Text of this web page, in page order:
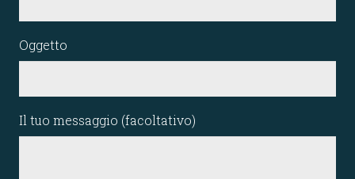
Oggetto
Il tuo messaggio (facoltativo)